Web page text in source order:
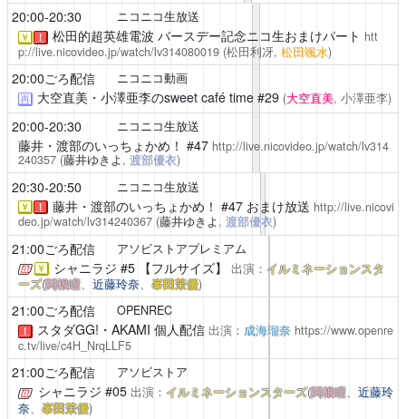
20:00-20:30 ニコニコ生放送
￥ ！ 松田的超英雄電波 バースデー記念ニコ生おまけパート htt
p://live.nicovideo.jp/watch/lv314080019 (松田利冴, 松田颯水)
20:00ごろ配信 ニコニコ動画
再 大空直美・小澤亜李のsweet café time#29 (大空直美, 小澤亜李)
20:00-20:30 ニコニコ生放送
藤井・渡部のいっちょかめ！ #47 http://live.nicovideo.jp/watch/lv314
240357 (藤井ゆきよ, 渡部優衣)
20:30-20:50 ニコニコ生放送
￥ ！ 藤井・渡部のいっちょかめ！ #47 おまけ放送 http://live.nicovi
deo.jp/watch/lv314240367 (藤井ゆきよ, 渡部優衣)
21:00ごろ配信 アソビストアプレミアム
￥ シャニラジ #5 【フルサイズ】 出演： イルミネーションスタ
ーズ(関根瞳、 近藤玲奈、峯田茉優)
21:00ごろ配信 OPENREC
！ スタダGG!・AKAMI 個人配信 出演： 成海瑠奈 https://www.openre
c.tv/live/c4H_NrqLLF5
21:00ごろ配信 アソビストア
シャニラジ #05 出演： イルミネーションスターズ(関根瞳、 近藤玲
奈、 峯田茉優)